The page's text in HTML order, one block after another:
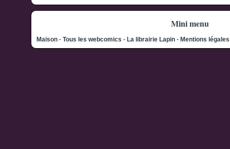
Mini menu
Maison - Tous les webcomics - La librairie Lapin - Mentions